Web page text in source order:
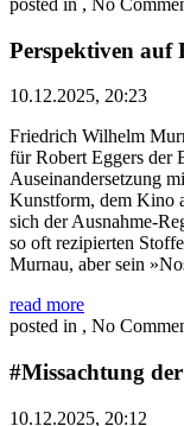
posted in , No
Perspektiven auf
10.12.2025, 20:23
Friedrich Wilhelm
für Robert Eggers der
Auseinandersetzung
Kunstform, dem Kino
sich der Ausnahme-
so oft rezipierten
Murnau, aber sein
read more
posted in , No
#Missachtung
10.12.2025, 20:12